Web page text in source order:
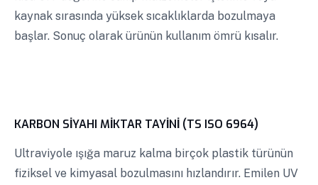
kaynak sırasında yüksek sıcaklıklarda bozulmaya
başlar. Sonuç olarak ürünün kullanım ömrü kısalır.
KARBON SİYAHI MİKTAR TAYİNİ (TS ISO 6964)
Ultraviyole ışığa maruz kalma birçok plastik türünün
fiziksel ve kimyasal bozulmasını hızlandırır. Emilen UV